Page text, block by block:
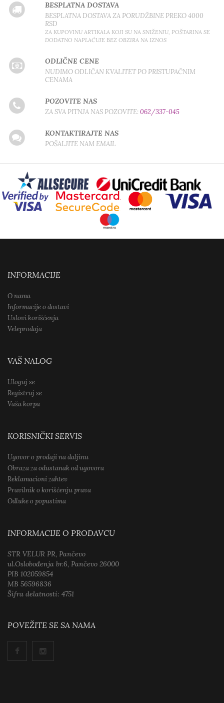
BESPLATNA DOSTAVA
BESPLATNA DOSTAVA ZA PORUDŽBINE PREKO 4000
RSD
ZA KUPOVINU ARTIKALA KOJI SU NA SNIŽENJU, POŠTARINA SE
DODATNO NAPLAĆUJE BEZ OBZIRA NA IZNOS
ODLIČNE CENE
NUDIMO ODLIČAN KVALITET PO PRISTUPAČNIM
CENAMA
POZOVITE NAS
ZA SVA PITNJA NAS POZOVITE:062/337-045
KONTAKTIRAJTE NAS
POŠALJITE NAM EMAIL
INFORMACIJE
O nama
Informacije o dostavi
Uslovi korišćenja
Veleprodaja
VAŠ NALOG
Uloguj se
Registruj se
Vaša korpa
KORISNIČKI SERVIS
Ugovor o prodaji na daljinu
Obraza za odustanak od ugovora
Reklamacioni zahtev
Pravilnik o korišćenju prava
Odluke o popustima
INFORMACIJE O PRODAVCU
STR VELUR PR, Pančevo
ul.Oslobođenja br.6, Pančevo 26000
PIB 102059854
MB 56596836
Šifra delatnosti: 4751
POVEŽITE SE SA NAMA